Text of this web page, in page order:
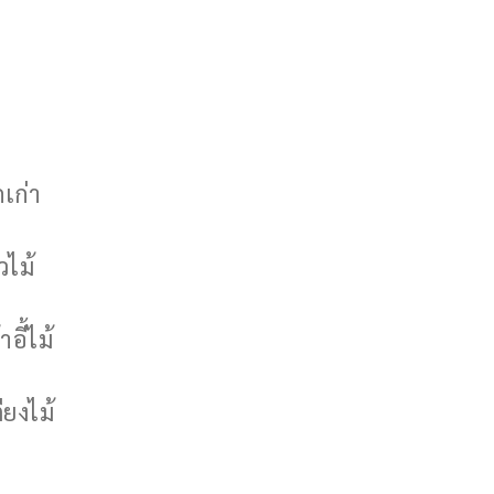
ก่า
ไม้
อี้ไม้
งไม้